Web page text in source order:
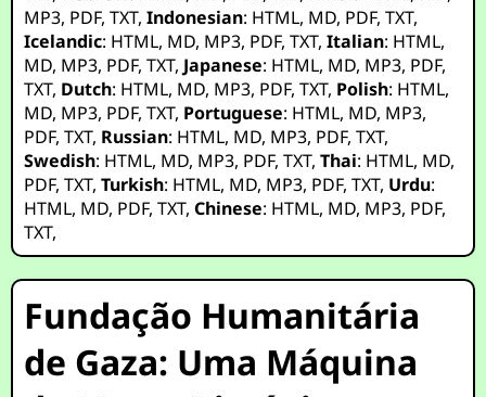
MP3, PDF,TXT,Indonesian: HTML, MD, PDF,TXT,
Icelandic: HTML, MD, MP3, PDF,TXT,Italian: HTML,
MD, MP3, PDF,TXT, Japanese: HTML, MD, MP3, PDF,
TXT, Dutch: HTML, MD, MP3, PDF,TXT, Polish: HTML,
MD, MP3, PDF,TXT, Portuguese: HTML, MD, MP3,
PDF,TXT, Russian: HTML, MD, MP3, PDF,TXT,
Swedish: HTML, MD, MP3, PDF,TXT,Thai: HTML, MD,
PDF,TXT,Turkish: HTML, MD, MP3, PDF,TXT, Urdu:
HTML, MD, PDF,TXT,Chinese: HTML, MD, MP3, PDF,
TXT,
Fundação Humanitária
de Gaza: Uma Máquina